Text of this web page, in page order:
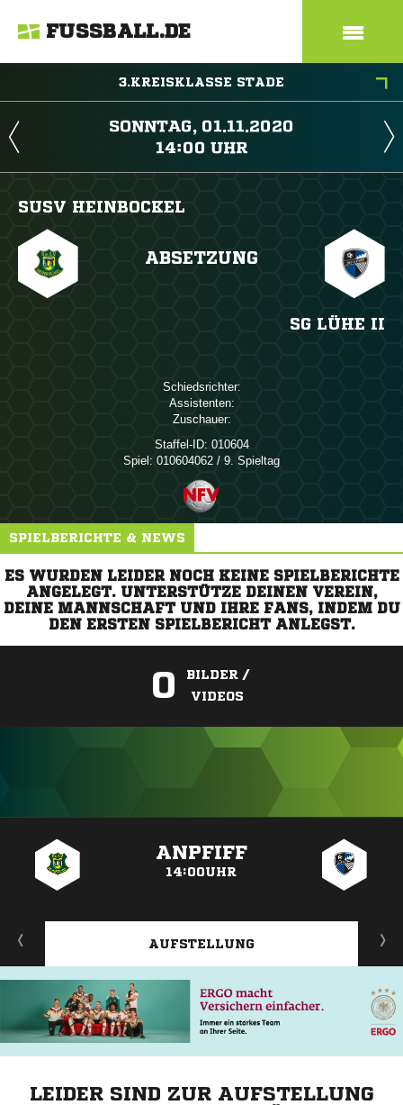
FUSSBALL.DE
3.KREISKLASSE STADE
 
 
SUSV HEINBOCKEL
ABSETZUNG
SG LÜHE II
Schiedsrichter:
Assistenten:
Zuschauer:
Staffel-ID: 010604
Spiel: 010604062 / 9. Spieltag
SPIELBERICHTE & NEWS
ES WURDEN LEIDER NOCH KEINE SPIELBERICHTE
ANGELEGT. UNTERSTÜTZE DEINEN VEREIN,
DEINE MANNSCHAFT UND IHRE FANS, INDEM DU
DEN ERSTEN SPIELBERICHT ANLEGST.
0
BILDER /
VIDEOS
ANPFIFF
14:00UHR
AUFSTELLUNG
LEIDER SIND ZUR AUFSTELLUNG